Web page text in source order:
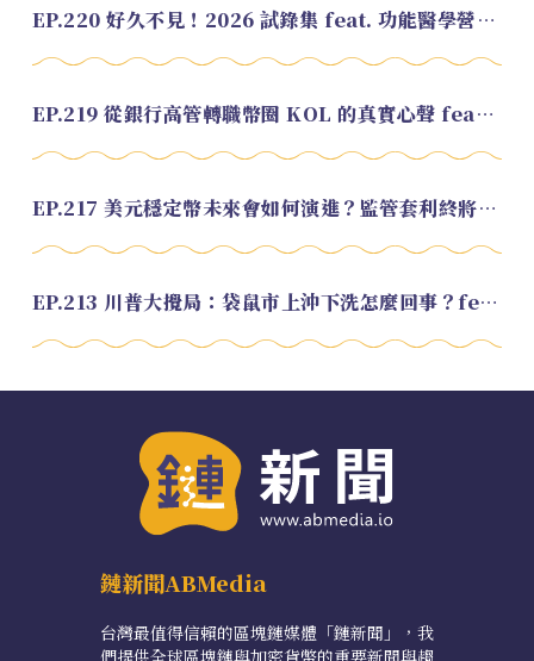
EP.220 好久不見！2026 試錄集 feat. 功能醫學營養師 美寶
EP.219 從銀行高管轉職幣圈 KOL 的真實心聲 feat.龜大
EP.217 美元穩定幣未來會如何演進？監管套利終將收斂？feat. 研究員 余哲安
EP.213 川普大攪局：袋鼠市上沖下洗怎麼回事？feat. Alvin
鏈新聞ABMedia
台灣最值得信賴的區塊鏈媒體「鏈新聞」，我